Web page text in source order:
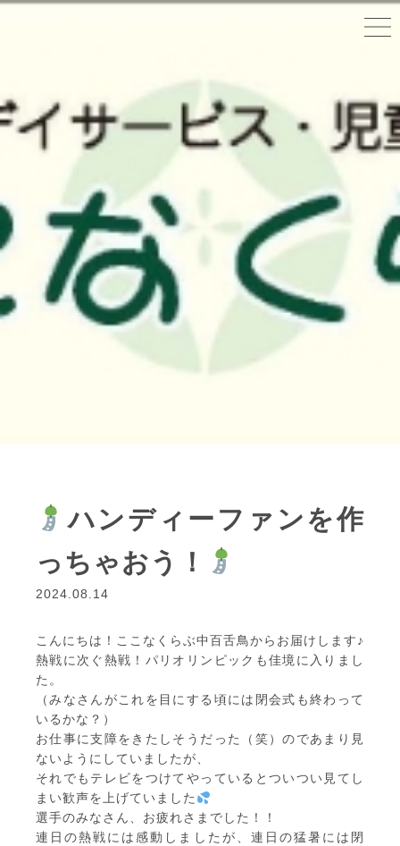
ハンディーファンを作
っちゃおう！
2024.08.14
こんにちは！ここなくらぶ中百舌鳥からお届けします♪
熱戦に次ぐ熱戦！パリオリンピックも佳境に入りまし
た。
（みなさんがこれを目にする頃には閉会式も終わって
いるかな？）
お仕事に支障をきたしそうだった（笑）のであまり見
ないようにしていましたが、
それでもテレビをつけてやっているとついつい見てし
まい歓声を上げていました
選手のみなさん、お疲れさまでした！！
連日の熱戦には感動しましたが、連日の猛暑には閉